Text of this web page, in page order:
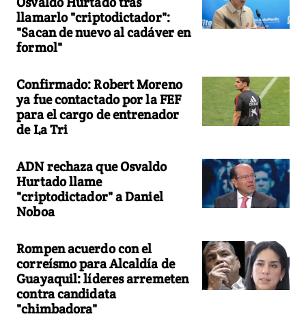
llamarlo "criptodictador":
"Sacan de nuevo al cadáver en
formol"
Confirmado: Robert Moreno
ya fue contactado por la FEF
para el cargo de entrenador
de La Tri
ADN rechaza que Osvaldo
Hurtado llame
"criptodictador" a Daniel
Noboa
Rompen acuerdo con el
correísmo para Alcaldía de
Guayaquil: líderes arremeten
contra candidata
"chimbadora"